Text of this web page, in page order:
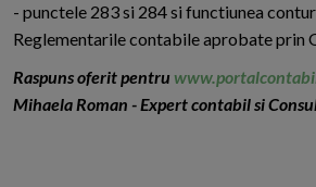
- punctele 283 si 284 si functiunea
Reglementarile contabile aprobate prin
Raspuns oferit pentru
Mihaela Roman - Expert contabil si